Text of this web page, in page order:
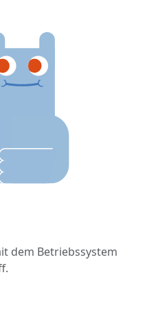
dem Betriebssystem